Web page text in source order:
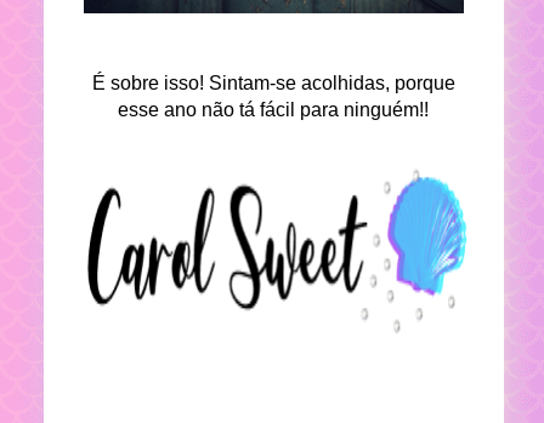
É sobre isso! Sintam-se acolhidas, porque
esse ano não tá fácil para ninguém!!